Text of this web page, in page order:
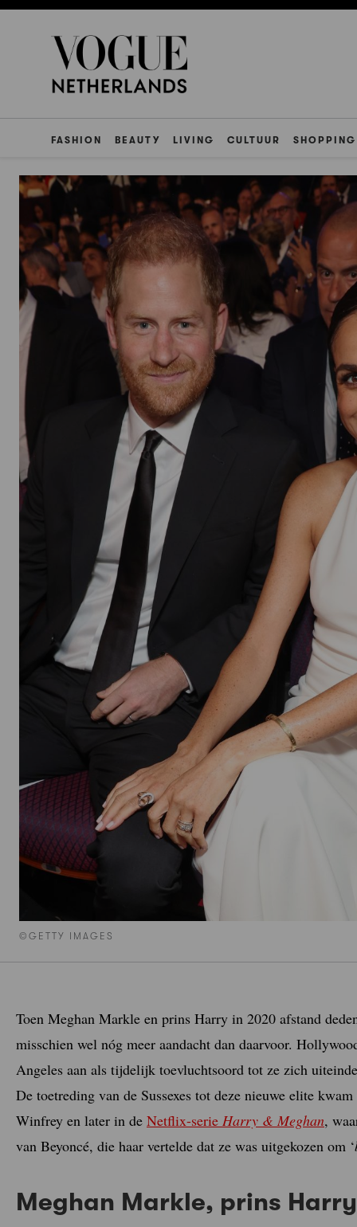
FASHION BEAUTY LIVING CULTUUR SHOPPING
©GETTY IMAGES
Toen Meghan Markle en prins Harry in 2020 afstand
misschien wel nóg meer aandacht dan daarvoor.
Angeles aan als tijdelijk toevluchtsoord tot ze zich
De toetreding van de Sussexes tot deze nieuwe elite
Winfrey en later in de Netflix-serie Harry & Meghan,
van Beyoncé, die haar vertelde dat ze was uitgekozen om ‘
Meghan Markle, prins